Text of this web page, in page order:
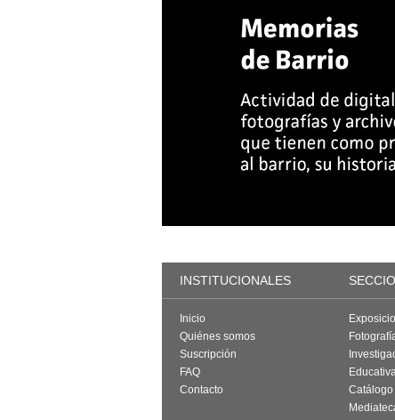
INSTITUCIONALES
Inicio
Quiénes somos
Suscripción
FAQ
Contacto
Catálogo